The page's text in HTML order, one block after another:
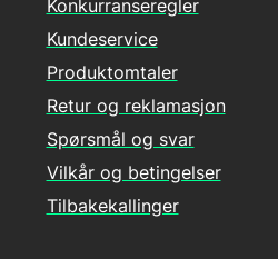
Konkurranseregler
Kundeservice
Produktomtaler
Retur og reklamasjon
Spørsmål og svar
Vilkår og betingelser
Tilbakekallinger